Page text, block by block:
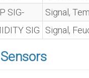
SIG-
Signal,
SIG Signal,